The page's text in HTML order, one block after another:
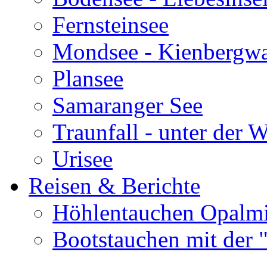
Fernsteinsee
Mondsee -
Plansee
Samaranger See
Traunfall - unter der
Urisee
Reisen & Berichte
Höhlentauchen
Bootstauchen mit